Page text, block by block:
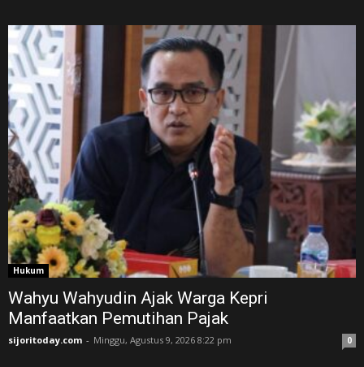
Hukum
Wahyu Wahyudin Ajak Warga Kepri
Manfaatkan Pemutihan Pajak
sijoritoday.com - Minggu, Agustus 9, 2026 8:22 pm 0